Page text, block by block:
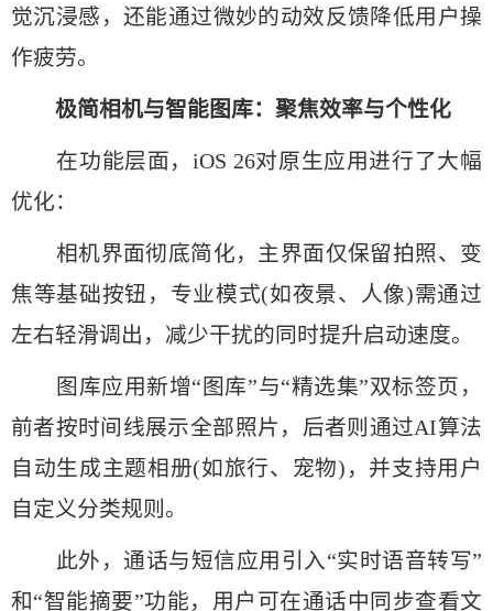
觉沉浸感，还能通过微妙的动效反馈降低用户操
作疲劳。
极简相机与智能图库：聚焦效率与个性化
在功能层面，iOS 26对原生应用进行了大幅
优化：
相机界面彻底简化，主界面仅保留拍照、变
焦等基础按钮，专业模式(如夜景、人像)需通过
左右轻滑调出，减少干扰的同时提升启动速度。
图库应用新增“图库”与“精选集”双标签页，
前者按时间线展示全部照片，后者则通过AI算法
自动生成主题相册(如旅行、宠物)，并支持用户
自定义分类规则。
此外，通话与短信应用引入“实时语音转写”
和“智能摘要”功能，用户可在通话中同步查看文